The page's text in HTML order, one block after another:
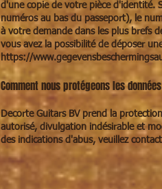
d'une copie de votre pièce d'identité.
numéros au bas du passeport), le
à votre demande dans les plus brefs
vous avez la possibilité de déposer
https://
Comment nous protégeons les
Decorte Guitars BV prend la
autorisé, divulgation indésirable et
des indications d'abus, veuillez